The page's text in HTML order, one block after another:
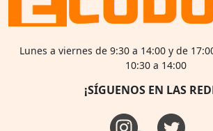
Lunes a viernes de 9:30 a 14:00 y de
10:30 a 14:00
¡SÍGUENOS EN LAS